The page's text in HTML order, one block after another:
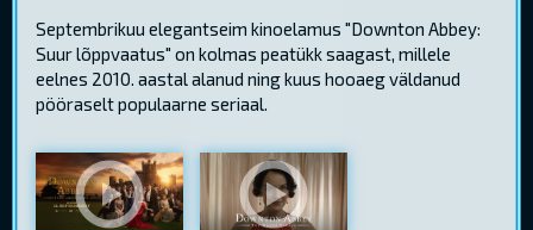
Septembrikuu elegantseim kinoelamus "Downton Abbey:
Suur lõppvaatus" on kolmas peatükk saagast, millele
eelnes 2010. aastal alanud ning kuus hooaeg väldanud
pööraselt populaarne seriaal.